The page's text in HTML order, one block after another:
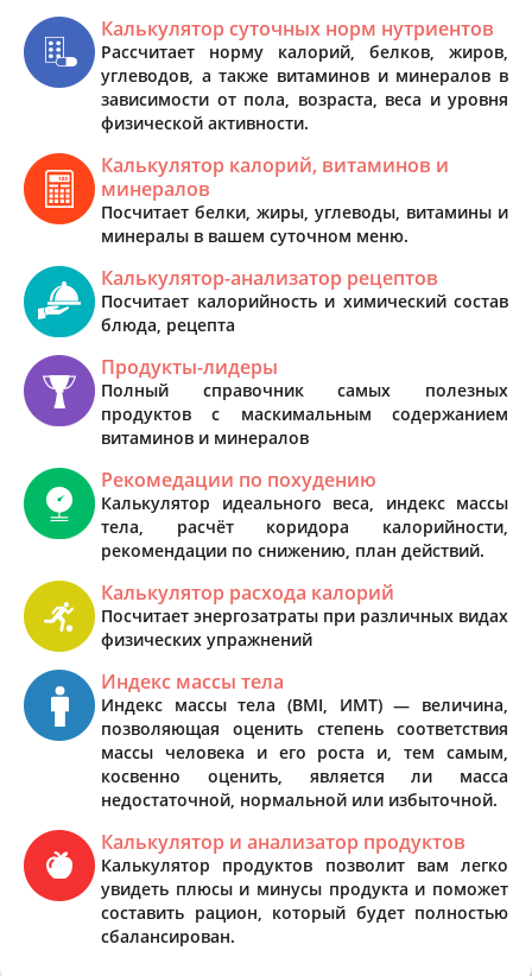
Калькулятор суточных норм нутриентов
Рассчитает норму калорий, белков, жиров,
углеводов, а также витаминов и минералов в
зависимости от пола, возраста, веса и уровня
физической активности.
Калькулятор калорий, витаминов и
минералов
Посчитает белки, жиры, углеводы, витамины и
минералы в вашем суточном меню.
Калькулятор-анализатор рецептов
Посчитает калорийность и химический состав
блюда, рецепта
Продукты-лидеры
Полный справочник самых полезных
продуктов с маскимальным содержанием
витаминов и минералов
Рекомедации по похудению
Калькулятор идеального веса, индекс массы
тела, расчёт коридора калорийности,
рекомендации по снижению, план действий.
Калькулятор расхода калорий
Посчитает энергозатраты при различных видах
физических упражнений
Индекс массы тела
Индекс массы тела (BMI, ИМТ) — величина,
позволяющая оценить степень соответствия
массы человека и его роста и, тем самым,
косвенно оценить, является ли масса
недостаточной, нормальной или избыточной.
Калькулятор и анализатор продуктов
Калькулятор продуктов позволит вам легко
увидеть плюсы и минусы продукта и поможет
составить рацион, который будет полностью
сбалансирован.